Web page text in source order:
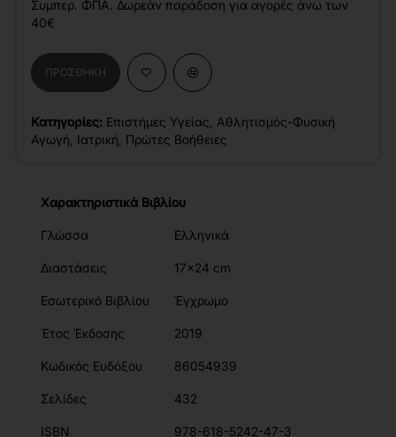
Συμπερ. ΦΠΑ. Δωρεάν παράδοση για αγορές άνω των
40€
ΠΡΟΣΘΉΚΗ
Κατηγορίες: Επιστήμες Υγείας Αθλητισμός-Φυσική
Αγωγή Ιατρική Πρώτες Βοήθειες
Χαρακτηριστικά Βιβλίου
Γλώσσα Ελληνικά
Διαστάσεις 17x24 cm
Εσωτερικό Βιβλίου Έγχρωμο
Έτος Έκδοσης 2019
Κωδικός Ευδόξου 86054939
Σελίδες 432
ISBN 978-618-5242-47-3